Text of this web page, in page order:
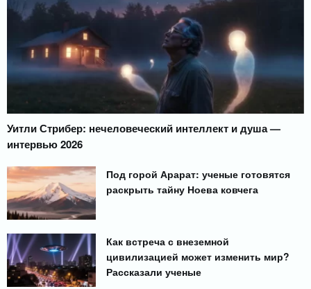
Уитли Стрибер: нечеловеческий интеллект и душа —
интервью 2026
Под горой Арарат: ученые готовятся
раскрыть тайну Ноева ковчега
Как встреча с внеземной
цивилизацией может изменить мир?
Рассказали ученые